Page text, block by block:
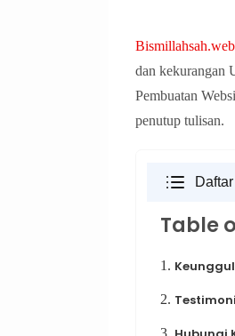
dan kekurangan
Pembuatan
penutup tulisan.
Table
1.
2.
3.